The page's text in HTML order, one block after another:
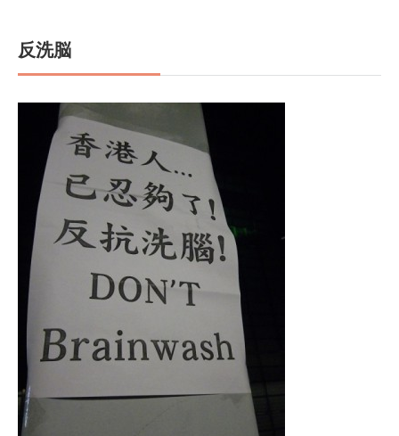
反洗脳